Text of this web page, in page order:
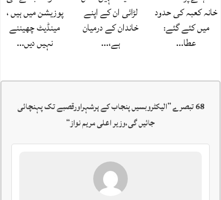
خانہ کعبہ کی حدود
میں کئے گئے:
عطا…
لڑائی ان کے اپنے
خاندان کے درمیان
ہے،…
پوزیشن میں ہیں ،
مینڈیٹ چھیننے
نہیں دیں…
68 تبصرے ”
الیکٹروبسیں پنجاب کے ہرشہراورقصبے تک پہنچائی
جائیں گی،وزیر اعلی مریم نواز“